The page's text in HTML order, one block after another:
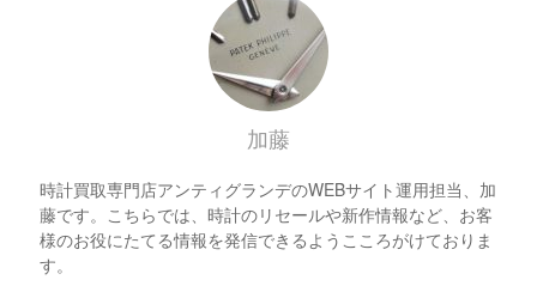
加藤
時計買取専門店アンティグランデのWEBサイト運用担当、加
藤です。こちらでは、時計のリセールや新作情報など、お客
様のお役にたてる情報を発信できるようこころがけておりま
す。